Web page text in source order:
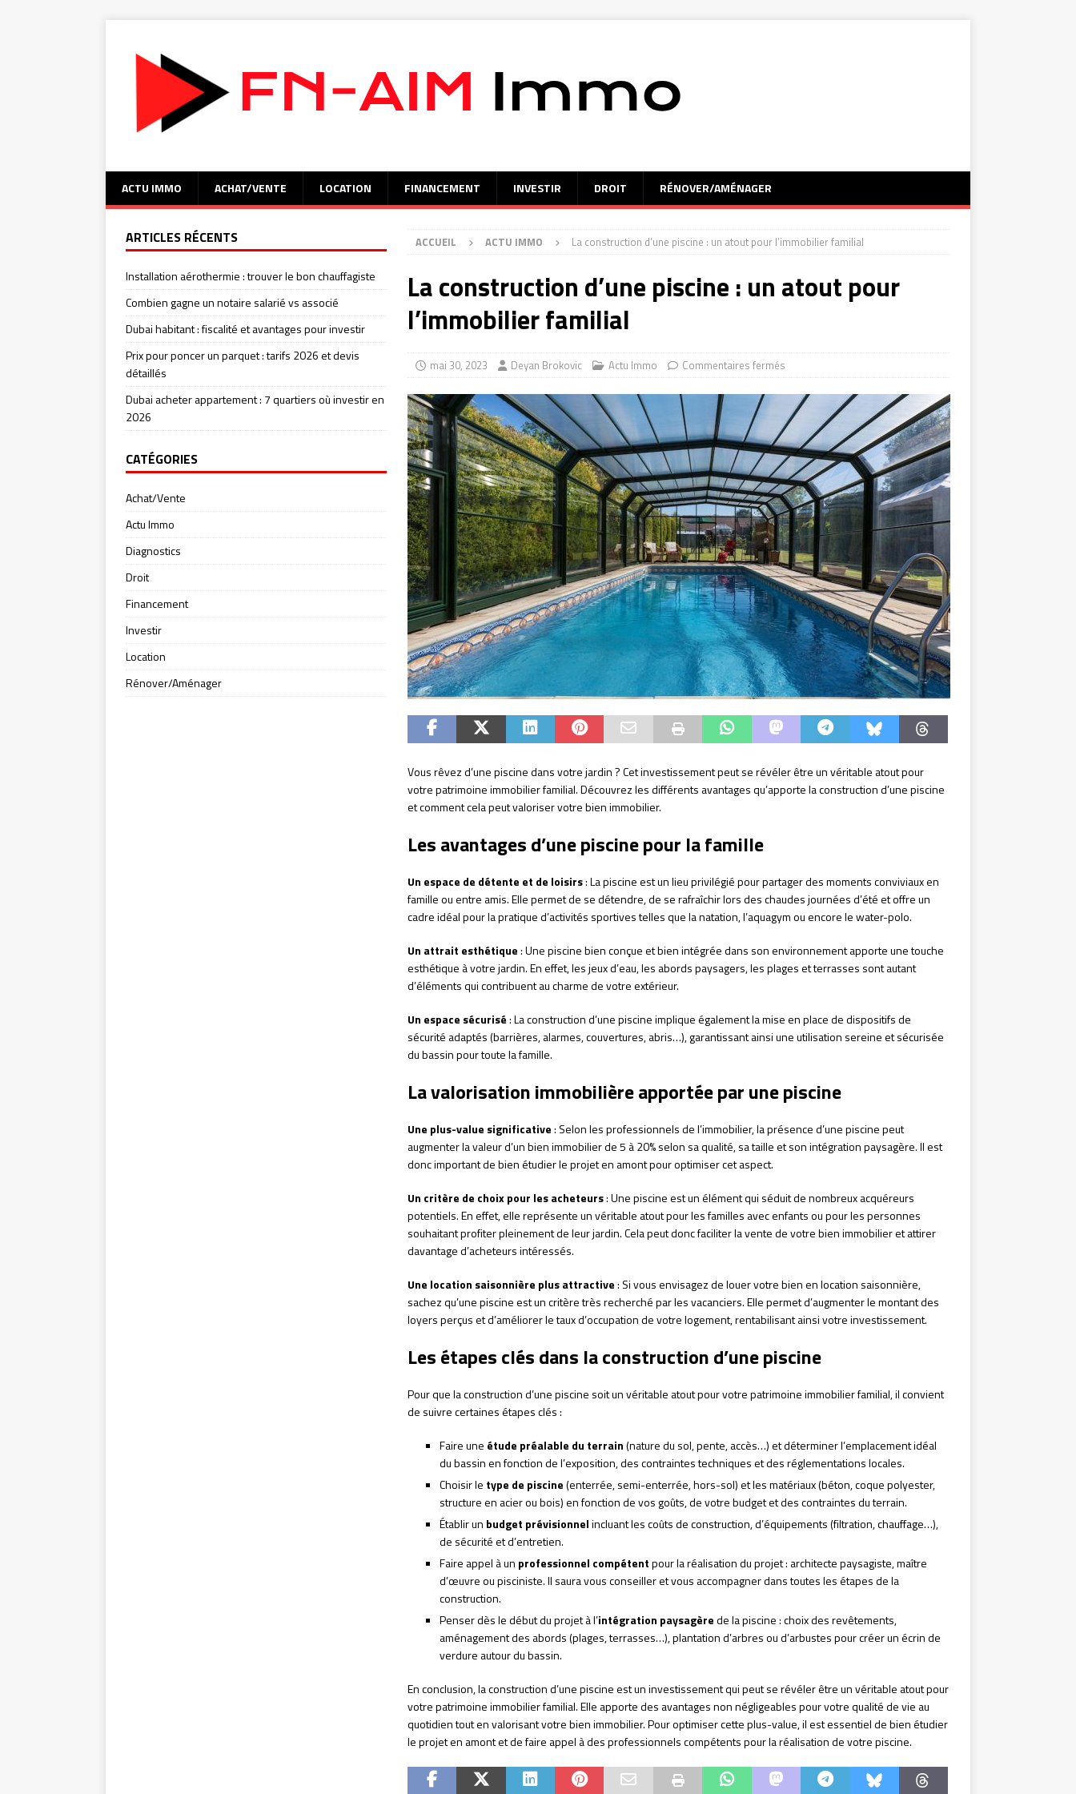
ACTU IMMO ACHAT/VENTE LOCATION FINANCEMENT INVESTIR DROIT RÉNOVER/AMÉNAGER
ACCUEIL ACTU IMMO La construction d’une piscine : un atout pour l’immobilier familial
La construction d’une piscine : un atout pour
l’immobilier familial
mai 30, 2023 Deyan Brokovic Actu Immo Commentaires fermés
Vous rêvez d’une piscine dans votre jardin ? Cet investissement peut se révéler être un véritable atout pour
votre patrimoine immobilier familial. Découvrez les différents avantages qu’apporte la construction d’une piscine
et comment cela peut valoriser votre bien immobilier.
Les avantages d’une piscine pour la famille
Un espace de détente et de loisirs: La piscine est un lieu privilégié pour partager des moments conviviaux en
famille ou entre amis. Elle permet de se détendre, de se rafraîchir lors des chaudes journées d’été et offre un
cadre idéal pour la pratique d’activités sportives telles que la natation, l’aquagym ou encore le water-polo.
Un attrait esthétique: Une piscine bien conçue et bien intégrée dans son environnement apporte une touche
esthétique à votre jardin. En effet, les jeux d’eau, les abords paysagers, les plages et terrasses sont autant
d’éléments qui contribuent au charme de votre extérieur.
Un espace sécurisé: La construction d’une piscine implique également la mise en place de dispositifs de
sécurité adaptés (barrières, alarmes, couvertures, abris…), garantissant ainsi une utilisation sereine et sécurisée
du bassin pour toute la famille.
La valorisation immobilière apportée par une piscine
Une plus-value significative: Selon les professionnels de l’immobilier, la présence d’une piscine peut
augmenter la valeur d’un bien immobilier de 5 à 20% selon sa qualité, sa taille et son intégration paysagère. Il est
donc important de bien étudier le projet en amont pour optimiser cet aspect.
Un critère de choix pour les acheteurs: Une piscine est un élément qui séduit de nombreux acquéreurs
potentiels. En effet, elle représente un véritable atout pour les familles avec enfants ou pour les personnes
souhaitant profiter pleinement de leur jardin. Cela peut donc faciliter la vente de votre bien immobilier et attirer
davantage d’acheteurs intéressés.
Une location saisonnière plus attractive: Si vous envisagez de louer votre bien en location saisonnière,
sachez qu’une piscine est un critère très recherché par les vacanciers. Elle permet d’augmenter le montant des
loyers perçus et d’améliorer le taux d’occupation de votre logement, rentabilisant ainsi votre investissement.
Les étapes clés dans la construction d’une piscine
Pour que la construction d’une piscine soit un véritable atout pour votre patrimoine immobilier familial, il convient
de suivre certaines étapes clés :
Faire une étude préalable du terrain(nature du sol, pente, accès…) et déterminer l’emplacement idéal
du bassin en fonction de l’exposition, des contraintes techniques et des réglementations locales.
Choisir le type de piscine(enterrée, semi-enterrée, hors-sol) et les matériaux (béton, coque polyester,
structure en acier ou bois) en fonction de vos goûts, de votre budget et des contraintes du terrain.
Établir un budget prévisionnelincluant les coûts de construction, d’équipements (filtration, chauffage…),
de sécurité et d’entretien.
Faire appel à un professionnel compétentpour la réalisation du projet : architecte paysagiste, maître
d’œuvre ou pisciniste. Il saura vous conseiller et vous accompagner dans toutes les étapes de la
construction.
Penser dès le début du projet à l’intégration paysagèrede la piscine : choix des revêtements,
aménagement des abords (plages, terrasses…), plantation d’arbres ou d’arbustes pour créer un écrin de
verdure autour du bassin.
En conclusion, la construction d’une piscine est un investissement qui peut se révéler être un véritable atout pour
votre patrimoine immobilier familial. Elle apporte des avantages non négligeables pour votre qualité de vie au
quotidien tout en valorisant votre bien immobilier. Pour optimiser cette plus-value, il est essentiel de bien étudier
le projet en amont et de faire appel à des professionnels compétents pour la réalisation de votre piscine.
ARTICLES RÉCENTS
Installation aérothermie : trouver le bon chauffagiste
Combien gagne un notaire salarié vs associé
Dubai habitant : fiscalité et avantages pour investir
Prix pour poncer un parquet : tarifs 2026 et devis
détaillés
Dubai acheter appartement : 7 quartiers où investir en
2026
CATÉGORIES
Achat/Vente
Actu Immo
Diagnostics
Droit
Financement
Investir
Location
Rénover/Aménager